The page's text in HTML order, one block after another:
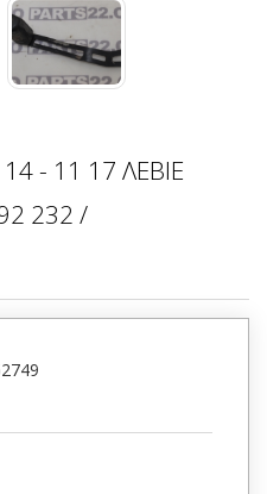
- 11 17 ΛΕΒΙΕ
232 /